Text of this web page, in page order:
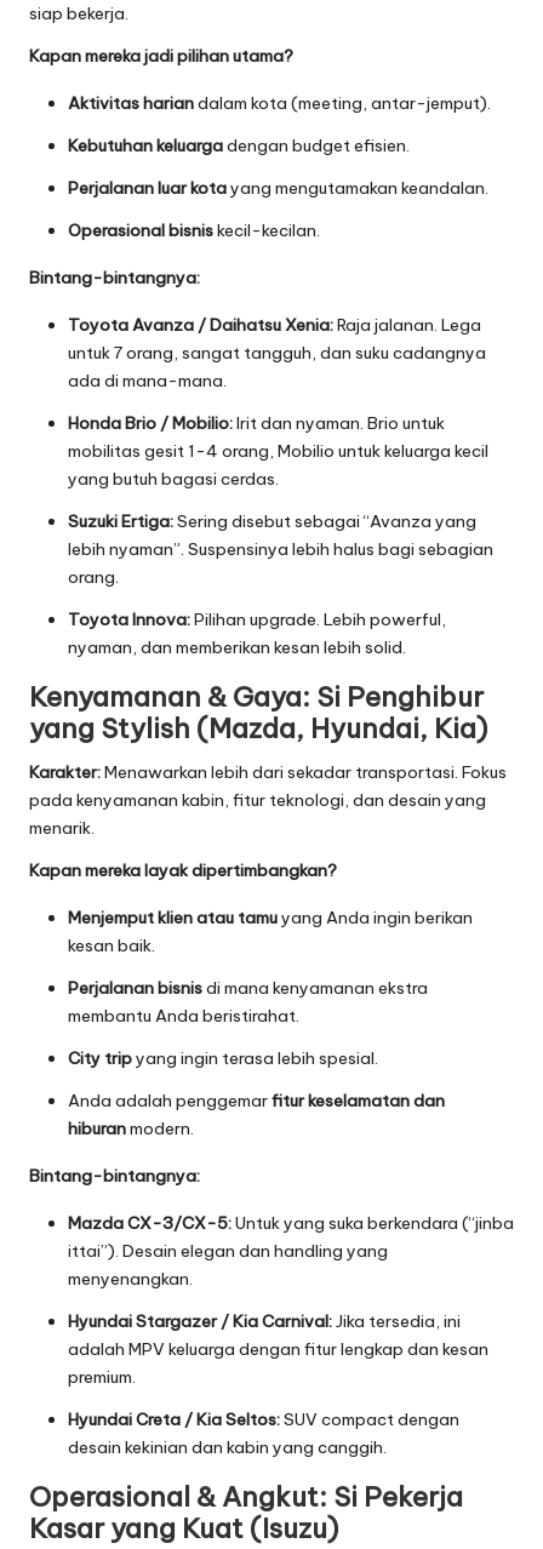
siap bekerja.
Kapan mereka jadi pilihan utama?
Aktivitas hariandalam kota (meeting, antar-jemput).
Kebutuhan keluargadengan budget efisien.
Perjalanan luar kotayang mengutamakan keandalan.
Operasional bisniskecil-kecilan.
Bintang-bintangnya:
Toyota Avanza / Daihatsu Xenia:Raja jalanan. Lega
untuk 7 orang, sangat tangguh, dan suku cadangnya
ada di mana-mana.
Honda Brio / Mobilio:Irit dan nyaman. Brio untuk
mobilitas gesit 1-4 orang, Mobilio untuk keluarga kecil
yang butuh bagasi cerdas.
Suzuki Ertiga:Sering disebut sebagai “Avanza yang
lebih nyaman”. Suspensinya lebih halus bagi sebagian
orang.
Toyota Innova:Pilihan upgrade. Lebih powerful,
nyaman, dan memberikan kesan lebih solid.
Kenyamanan & Gaya: Si Penghibur
yang Stylish (Mazda, Hyundai, Kia)
Karakter:Menawarkan lebih dari sekadar transportasi. Fokus
pada kenyamanan kabin, fitur teknologi, dan desain yang
menarik.
Kapan mereka layak dipertimbangkan?
Menjemput klien atau tamuyang Anda ingin berikan
kesan baik.
Perjalanan bisnisdi mana kenyamanan ekstra
membantu Anda beristirahat.
City tripyang ingin terasa lebih spesial.
Anda adalah penggemarfitur keselamatan dan
hiburanmodern.
Bintang-bintangnya:
Mazda CX-3/CX-5:Untuk yang suka berkendara (“jinba
ittai”). Desain elegan dan handling yang
menyenangkan.
Hyundai Stargazer / Kia Carnival:Jika tersedia, ini
adalah MPV keluarga dengan fitur lengkap dan kesan
premium.
Hyundai Creta / Kia Seltos:SUV compact dengan
desain kekinian dan kabin yang canggih.
Operasional & Angkut: Si Pekerja
Kasar yang Kuat (Isuzu)